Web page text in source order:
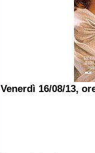
Venerdì 16/08/13,